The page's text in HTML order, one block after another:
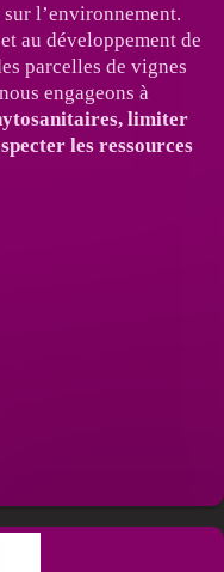
l’environnement.
au développement de
parcelles de vignes
engageons à
limiter
les ressources